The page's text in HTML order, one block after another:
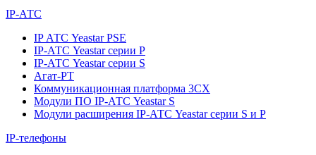
IP-АТС
IP АТС Yeastar PSE
IP-АТС Yeastar серии P
IP-АТС Yeastar серии S
Агат-РТ
Коммуникационная платформа 3CX
Модули ПО IP-АТС Yeastar S
Модули расширения IP-АТС Yeastar серии S и P
IP-телефоны